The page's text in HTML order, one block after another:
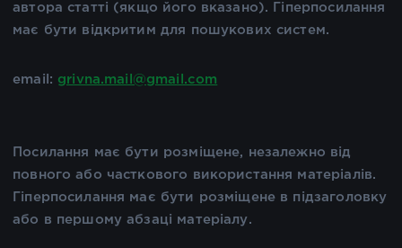
автора статті (якщо його вказано). Гіперпосилання
має бути відкритим для пошукових систем.
email: grivna.mail@gmail.com
Посилання має бути розміщене, незалежно від
повного або часткового використання матеріалів.
Гіперпосилання має бути розміщене в підзаголовку
або в першому абзаці матеріалу.